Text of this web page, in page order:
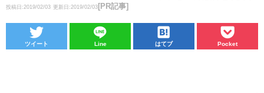
投稿日:2019/02/03 更新日:2019/02/03 [PR記事]
ツイート Line はてブ Pocket